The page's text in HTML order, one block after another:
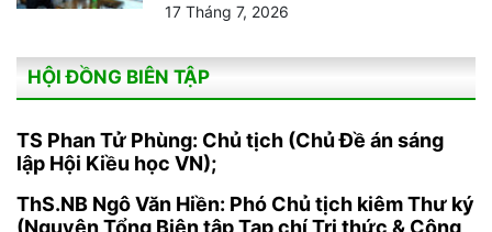
17 Tháng 7, 2026
HỘI ĐỒNG BIÊN TẬP
TS Phan Tử Phùng: Chủ tịch (Chủ Đề án sáng
lập Hội Kiều học VN);
ThS.NB Ngô Văn Hiền: Phó Chủ tịch kiêm Thư ký
(Nguyên Tổng Biên tập Tạp chí Tri thức & Công